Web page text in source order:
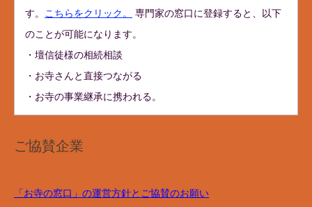
す。 こちらをクリック。
専門家の窓口に登録すると、以下
のことが可能になります。
・壇信徒様の相続相談
・お寺さんと直接つながる
・お寺の事業継承に携われる。
ご協賛企業
「お寺の窓口」の運営方針とご協賛のお願い